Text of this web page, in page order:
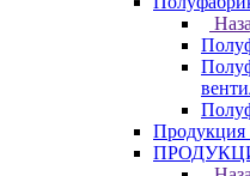
Продукция